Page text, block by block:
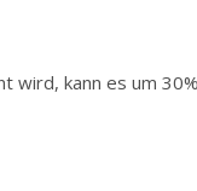
kann es um